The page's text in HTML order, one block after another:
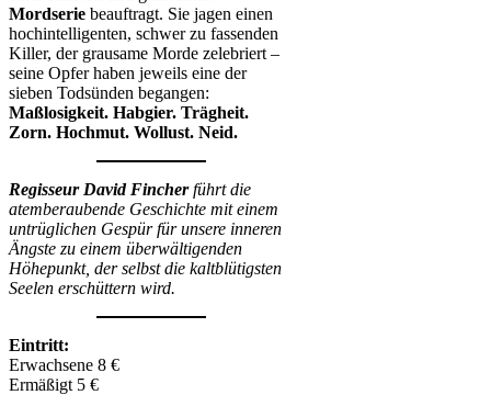
Mordserie beauftragt. Sie jagen einen
hochintelligenten, schwer zu fassenden
Killer, der grausame Morde zelebriert –
seine Opfer haben jeweils eine der
sieben Todsünden begangen:
Maßlosigkeit. Habgier. Trägheit.
Zorn. Hochmut. Wollust. Neid.
Regisseur David Fincherführt die
atemberaubende Geschichte mit einem
untrüglichen Gespür für unsere inneren
Ängste zu einem überwältigenden
Höhepunkt, der selbst die kaltblütigsten
Seelen erschüttern wird.
Eintritt:
Erwachsene 8 €
Ermäßigt 5 €